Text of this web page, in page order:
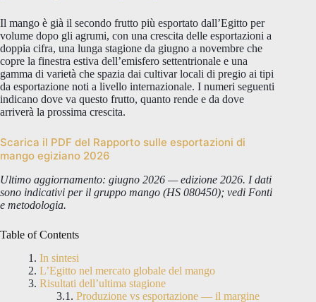
Il mango è già il secondo frutto più esportato dall’Egitto per
volume dopo gli agrumi, con una crescita delle esportazioni a
doppia cifra, una lunga stagione da giugno a novembre che
copre la finestra estiva dell’emisfero settentrionale e una
gamma di varietà che spazia dai cultivar locali di pregio ai tipi
da esportazione noti a livello internazionale. I numeri seguenti
indicano dove va questo frutto, quanto rende e da dove
arriverà la prossima crescita.
Scarica il PDF del Rapporto sulle esportazioni di
mango egiziano 2026
Ultimo aggiornamento: giugno 2026 — edizione 2026. I dati
sono indicativi per il gruppo mango (HS 080450); vedi Fonti
e metodologia.
Table of Contents
In sintesi
L’Egitto nel mercato globale del mango
Risultati dell’ultima stagione
Produzione vs esportazione — il margine